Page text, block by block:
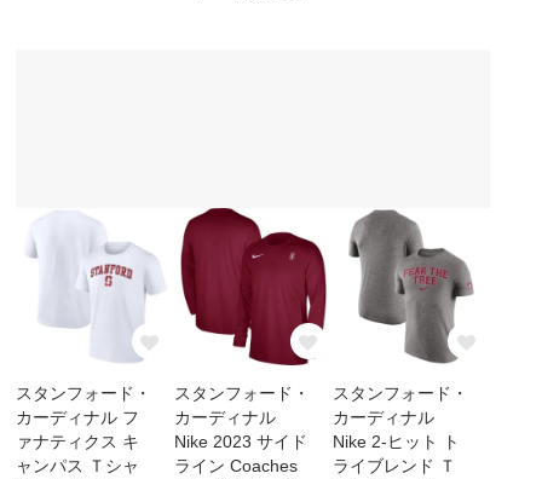
スタンフォード・
カーディナル フ
ァナティクス キ
ャンパス Ｔシャ
スタンフォード・
カーディナル
Nike 2023 サイド
ライン Coaches
スタンフォード・
カーディナル
Nike 2-ヒット ト
ライブレンド Ｔ